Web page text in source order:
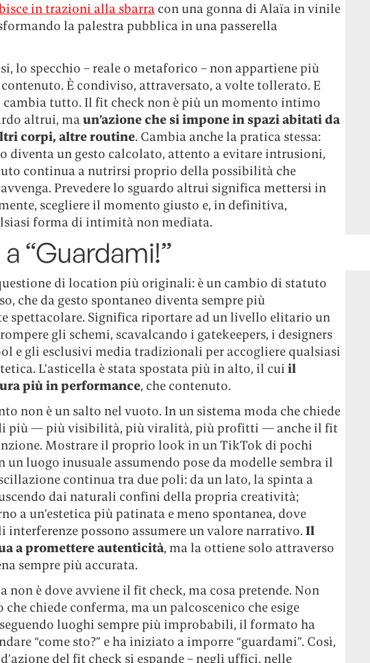
in trazioni alla sbarra con una gonna di Alaïa in vinile
la palestra pubblica in una passerella
lo specchio – reale o metaforico – non appartiene più
È condiviso, attraversato, a volte tollerato. E
tutto. Il fit check non è più un momento intimo
altrui, maun’azione che si impone in spazi abitati da
corpi, altre routine. Cambia anche la pratica stessa:
diventa un gesto calcolato, attento a evitare intrusioni,
continua a nutrirsi proprio della possibilità che
Prevedere lo sguardo altrui significa mettersi in
scegliere il momento giusto e, in definitiva,
forma di intimità non mediata.
“Guardami!”
di location più originali: è un cambio di statuto
che da gesto spontaneo diventa sempre più
spettacolare. Significa riportare ad un livello elitario un
gli schemi, scavalcando i gatekeepers, i designers
e gli esclusivi media tradizionali per accogliere qualsiasi
L’asticella è stata spostata più in alto, il cuiil
più in performance, che contenuto.
non è un salto nel vuoto. In un sistema moda che chiede
più — più visibilità, più viralità, più profitti — anche il fit
Mostrare il proprio look in un TikTok di pochi
un luogo inusuale assumendo pose da modelle sembra il
continua tra due poli: da un lato, la spinta a
dai naturali confini della propria creatività;
a un’estetica più patinata e meno spontanea, dove
interferenze possono assumere un valore narrativo.Il
a promettere autenticità, ma la ottiene solo attraverso
sempre più accurata.
non è dove avviene il fit check, ma cosa pretende. Non
che chiede conferma, ma un palcoscenico che esige
luoghi sempre più improbabili, il formato ha
“come sto?” e ha iniziato a imporre “guardami”. Così,
del fit check si espande – negli uffici, nelle